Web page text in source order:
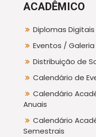
ACADÊMICO
Diplomas Digitais
Eventos /
Distribuição de
Calendário de
Calendário
Anuais
Calendário
Semestrais